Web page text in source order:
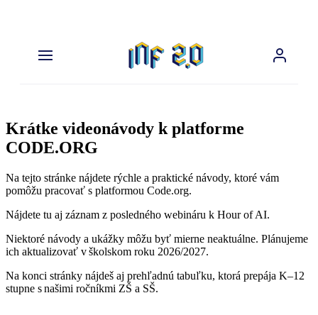
Krátke videonávody k platforme
CODE.ORG
Na tejto stránke nájdete rýchle a praktické návody, ktoré vám
pomôžu pracovať s platformou Code.org.
Nájdete tu aj záznam z posledného webináru k Hour of AI.
Niektoré návody a ukážky môžu byť mierne neaktuálne. Plánujeme
ich aktualizovať v školskom roku 2026/2027.
Na konci stránky nájdeš aj prehľadnú tabuľku, ktorá prepája K–12
stupne s našimi ročníkmi ZŠ a SŠ.